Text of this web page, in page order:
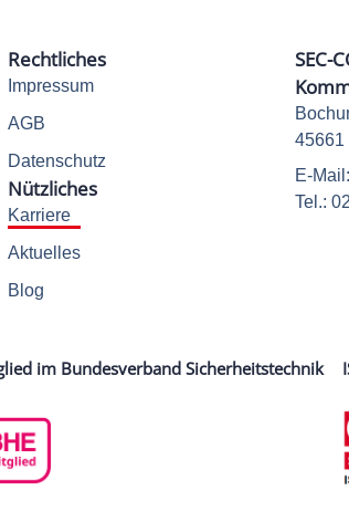
Rechtliches
Impressum
AGB
Datenschutz
Nützliches
Karriere
Aktuelles
Blog
SEC-
45661
E-
Tel.:
im Bundesverband Sicherheitstechnik